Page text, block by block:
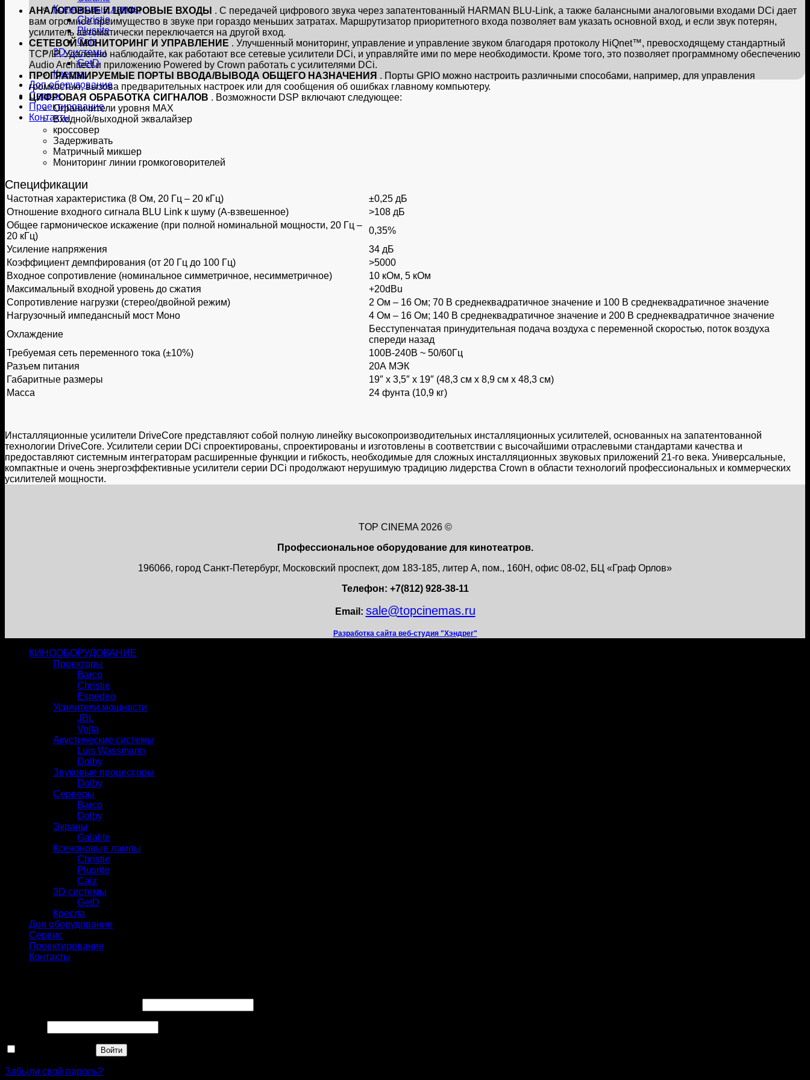
Ксеноновые лампы
Christie
Plusrite
Caiz
3D системы
GetD
Кресла
Доп оборудование
Сервис
Проектирование
Контакты
АНАЛОГОВЫЕ И ЦИФРОВЫЕ ВХОДЫ . С передачей цифрового звука через запатентованный HARMAN BLU-Link, а также балансными аналоговыми входами DCi дает
вам огромное преимущество в звуке при гораздо меньших затратах. Маршрутизатор приоритетного входа позволяет вам указать основной вход, и если звук потерян,
усилитель автоматически переключается на другой вход.
СЕТЕВОЙ МОНИТОРИНГ И УПРАВЛЕНИЕ . Улучшенный мониторинг, управление и управление звуком благодаря протоколу HiQnet™, превосходящему стандартный
TCP/IP. Удаленно наблюдайте, как работают все сетевые усилители DCi, и управляйте ими по мере необходимости. Кроме того, это позволяет программному обеспечению
Audio Architect и приложению Powered by Crown работать с усилителями DCi.
ПРОГРАММИРУЕМЫЕ ПОРТЫ ВВОДА/ВЫВОДА ОБЩЕГО НАЗНАЧЕНИЯ . Порты GPIO можно настроить различными способами, например, для управления
громкостью, вызова предварительных настроек или для сообщения об ошибках главному компьютеру.
ЦИФРОВАЯ ОБРАБОТКА СИГНАЛОВ . Возможности DSP включают следующее:
Ограничители уровня MAX
Входной/выходной эквалайзер
кроссовер
Задерживать
Матричный микшер
Мониторинг линии громкоговорителей
Спецификации
Частотная характеристика (8 Ом, 20 Гц – 20 кГц)
±0,25 дБ
Отношение входного сигнала BLU Link к шуму (A-взвешенное)
>108 дБ
Общее гармоническое искажение (при полной номинальной мощности, 20 Гц –
20 кГц)
0,35%
Усиление напряжения
34 дБ
Коэффициент демпфирования (от 20 Гц до 100 Гц)
>5000
Входное сопротивление (номинальное симметричное, несимметричное)
10 кОм, 5 кОм
Максимальный входной уровень до сжатия
+20dBu
Сопротивление нагрузки (стерео/двойной режим)
2 Ом – 16 Ом; 70 В среднеквадратичное значение и 100 В среднеквадратичное значение
Нагрузочный импедансный мост Моно
4 Ом – 16 Ом; 140 В среднеквадратичное значение и 200 В среднеквадратичное значение
Охлаждение
Бесступенчатая принудительная подача воздуха с переменной скоростью, поток воздуха
спереди назад
Требуемая сеть переменного тока (±10%)
100В-240В ~ 50/60Гц
Разъем питания
20А МЭК
Габаритные размеры
19″ х 3,5″ х 19″ (48,3 см х 8,9 см х 48,3 см)
Масса
24 фунта (10,9 кг)
Инсталляционные усилители DriveCore представляют собой полную линейку высокопроизводительных инсталляционных усилителей, основанных на запатентованной
технологии DriveCore. Усилители серии DCi спроектированы, спроектированы и изготовлены в соответствии с высочайшими отраслевыми стандартами качества и
предоставляют системным интеграторам расширенные функции и гибкость, необходимые для сложных инсталляционных звуковых приложений 21-го века. Универсальные,
компактные и очень энергоэффективные усилители серии DCi продолжают нерушимую традицию лидерства Crown в области технологий профессиональных и коммерческих
усилителей мощности.
TOP CINEMA 2026 ©
Профессиональное оборудование для кинотеатров.
196066, город Санкт-Петербург, Московский проспект, дом 183-185, литер А, пом., 160Н, офис 08-02, БЦ «Граф Орлов»
Телефон: +7(812) 928-38-11
Email: sale@topcinemas.ru
Разработка сайта веб-студия "Хэндрег"
КИНООБОРУДОВАНИЕ
Проекторы
Barco
Christie
Espedeo
Усилители мощности
JBL
Volta
Акустические системы
Luis Wassmann
Dolby
Звуковые процессоры
Dolby
Серверы
Barco
Dolby
Экраны
Galalite
Ксеноновые лампы
Christie
Plusrite
Caiz
3D системы
GetD
Кресла
Доп оборудование
Сервис
Проектирование
Контакты
Войти
Забыли свой пароль?